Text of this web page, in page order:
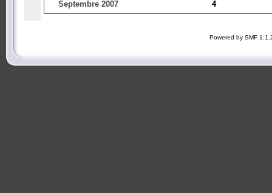
Septembre 2007
4
Powered by SMF